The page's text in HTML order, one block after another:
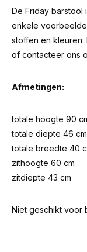
De Friday barstool
enkele
stoffen en kleuren:
of contacteer ons
Afmetingen:
totale hoogte 90
totale diepte 46 cm
totale breedte 40
zithoogte 60 cm
zitdiepte 43 cm
Niet geschikt voor